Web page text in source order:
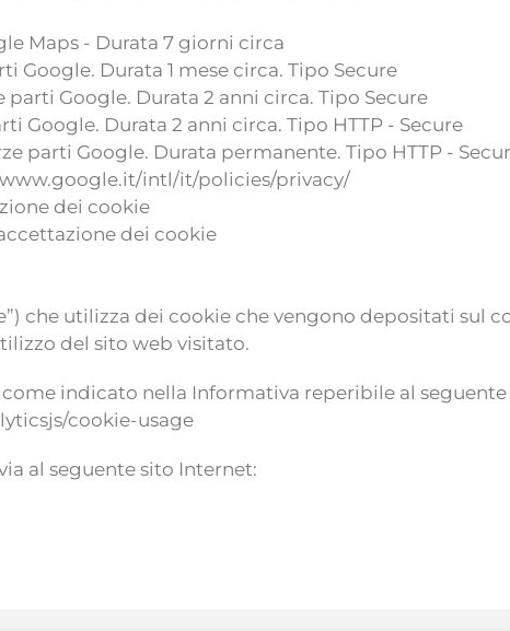
Maps - Durata 7 giorni circa
Google. Durata 1 mese circa. Tipo Secure
Google. Durata 2 anni circa. Tipo Secure
Google. Durata 2 anni circa. Tipo HTTP - Secure
parti Google. Durata permanente. Tipo HTTP -
intl/it/policies/privacy/
dei cookie
dei cookie
che utilizza dei cookie che vengono depositati sul
del sito web visitato.
indicato nella Informativa reperibile al seguente
cookie-usage
al seguente sito Internet: